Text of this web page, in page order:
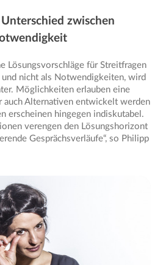
zwischen
Lösungsvorschläge für Streitfragen
nicht als Notwendigkeiten, wird
Möglichkeiten erlauben eine
auch Alternativen entwickelt werden
erscheinen hingegen indiskutabel.
verengen den Lösungshorizont
Gesprächsverläufe“, so Philipp